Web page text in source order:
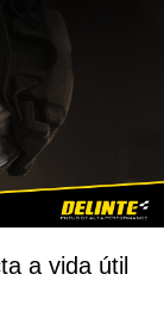
a vida útil